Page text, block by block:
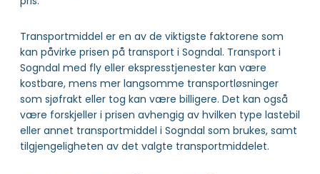
Transportmiddel er en av de viktigste faktorene som
kan påvirke prisen på transport i Sogndal. Transport i
Sogndal med fly eller ekspresstjenester kan være
kostbare, mens mer langsomme transportløsninger
som sjøfrakt eller tog kan være billigere. Det kan også
være forskjeller i prisen avhengig av hvilken type lastebil
eller annet transportmiddel i Sogndal som brukes, samt
tilgjengeligheten av det valgte transportmiddelet.